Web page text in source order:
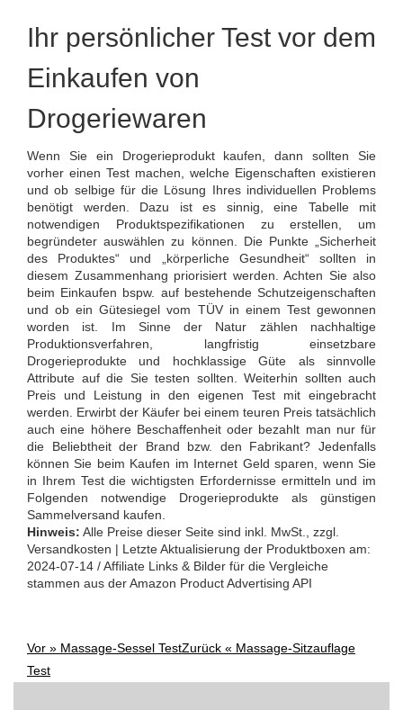
Ihr persönlicher Test vor dem
Einkaufen von
Drogeriewaren
Wenn Sie ein Drogerieprodukt kaufen, dann sollten Sie
vorher einen Test machen, welche Eigenschaften existieren
und ob selbige für die Lösung Ihres individuellen Problems
benötigt werden. Dazu ist es sinnig, eine Tabelle mit
notwendigen Produktspezifikationen zu erstellen, um
begründeter auswählen zu können. Die Punkte „Sicherheit
des Produktes“ und „körperliche Gesundheit“ sollten in
diesem Zusammenhang priorisiert werden. Achten Sie also
beim Einkaufen bspw. auf bestehende Schutzeigenschaften
und ob ein Gütesiegel vom TÜV in einem Test gewonnen
worden ist. Im Sinne der Natur zählen nachhaltige
Produktionsverfahren, langfristig einsetzbare
Drogerieprodukte und hochklassige Güte als sinnvolle
Attribute auf die Sie testen sollten. Weiterhin sollten auch
Preis und Leistung in den eigenen Test mit eingebracht
werden. Erwirbt der Käufer bei einem teuren Preis tatsächlich
auch eine höhere Beschaffenheit oder bezahlt man nur für
die Beliebtheit der Brand bzw. den Fabrikant? Jedenfalls
können Sie beim Kaufen im Internet Geld sparen, wenn Sie
in Ihrem Test die wichtigsten Erfordernisse ermitteln und im
Folgenden notwendige Drogerieprodukte als günstigen
Sammelversand kaufen.
Hinweis: Alle Preise dieser Seite sind inkl. MwSt., zzgl.
Versandkosten | Letzte Aktualisierung der Produktboxen am:
2024-07-14 / Affiliate Links & Bilder für die Vergleiche
stammen aus der Amazon Product Advertising API
Post
Vor » Massage-Sessel TestZurück « Massage-Sitzauflage
Test